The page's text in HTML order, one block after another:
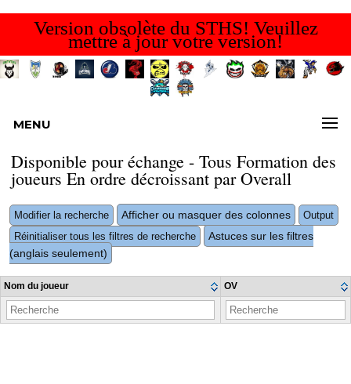
Version obsolète du STHS! Veuillez
mettre à jour votre version!
MENU
Disponible pour échange - Tous Formation des
joueurs En ordre décroissant par Overall
Modifier la recherche Afficher ou masquer des colonnes
Output
Réinitialiser tous les filtres de recherche
Astuces sur les filtres
(anglais seulement)
Nom du joueur OV